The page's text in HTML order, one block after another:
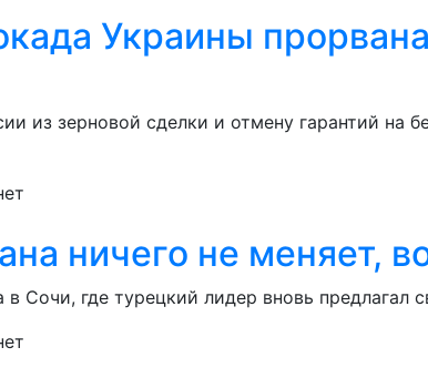
Украины
из зерновой сделки и отмену гарантий на
ничего не меняет,
Сочи, где турецкий лидер вновь